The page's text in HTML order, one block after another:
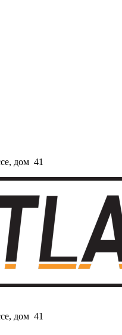
дом 41
дом 41